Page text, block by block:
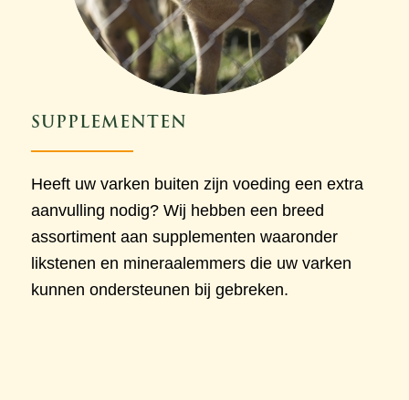
SUPPLEMENTEN
Heeft uw varken buiten zijn voeding een extra
aanvulling nodig? Wij hebben een breed
assortiment aan supplementen waaronder
likstenen en mineraalemmers die uw varken
kunnen ondersteunen bij gebreken.